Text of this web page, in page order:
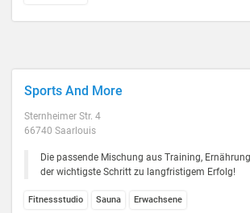
Sports And More
Sternheimer Str. 4
66740 Saarlouis
Die passende Mischung aus Training,
der wichtigste Schritt zu langfristigem Erfolg!
Fitnessstudio Sauna Erwachsene